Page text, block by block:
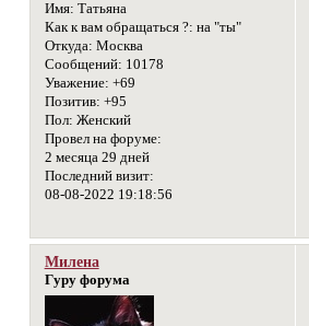
Имя: Татьяна
Как к вам обращаться ?: на "ты"
Откуда: Москва
Сообщений: 10178
Уважение: +69
Позитив: +95
Пол: Женский
Провел на форуме:
2 месяца 29 дней
Последний визит:
08-08-2022 19:18:56
Милена
Гуру форума